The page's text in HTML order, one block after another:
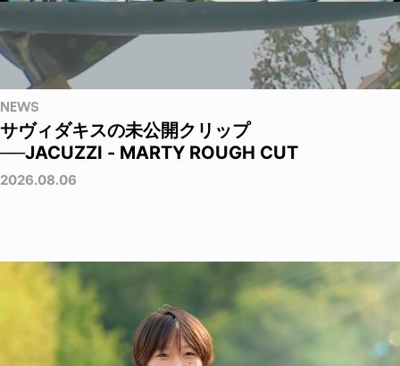
NEWS
サヴィダキスの未公開クリップ
──JACUZZI - MARTY ROUGH CUT
2026.08.06